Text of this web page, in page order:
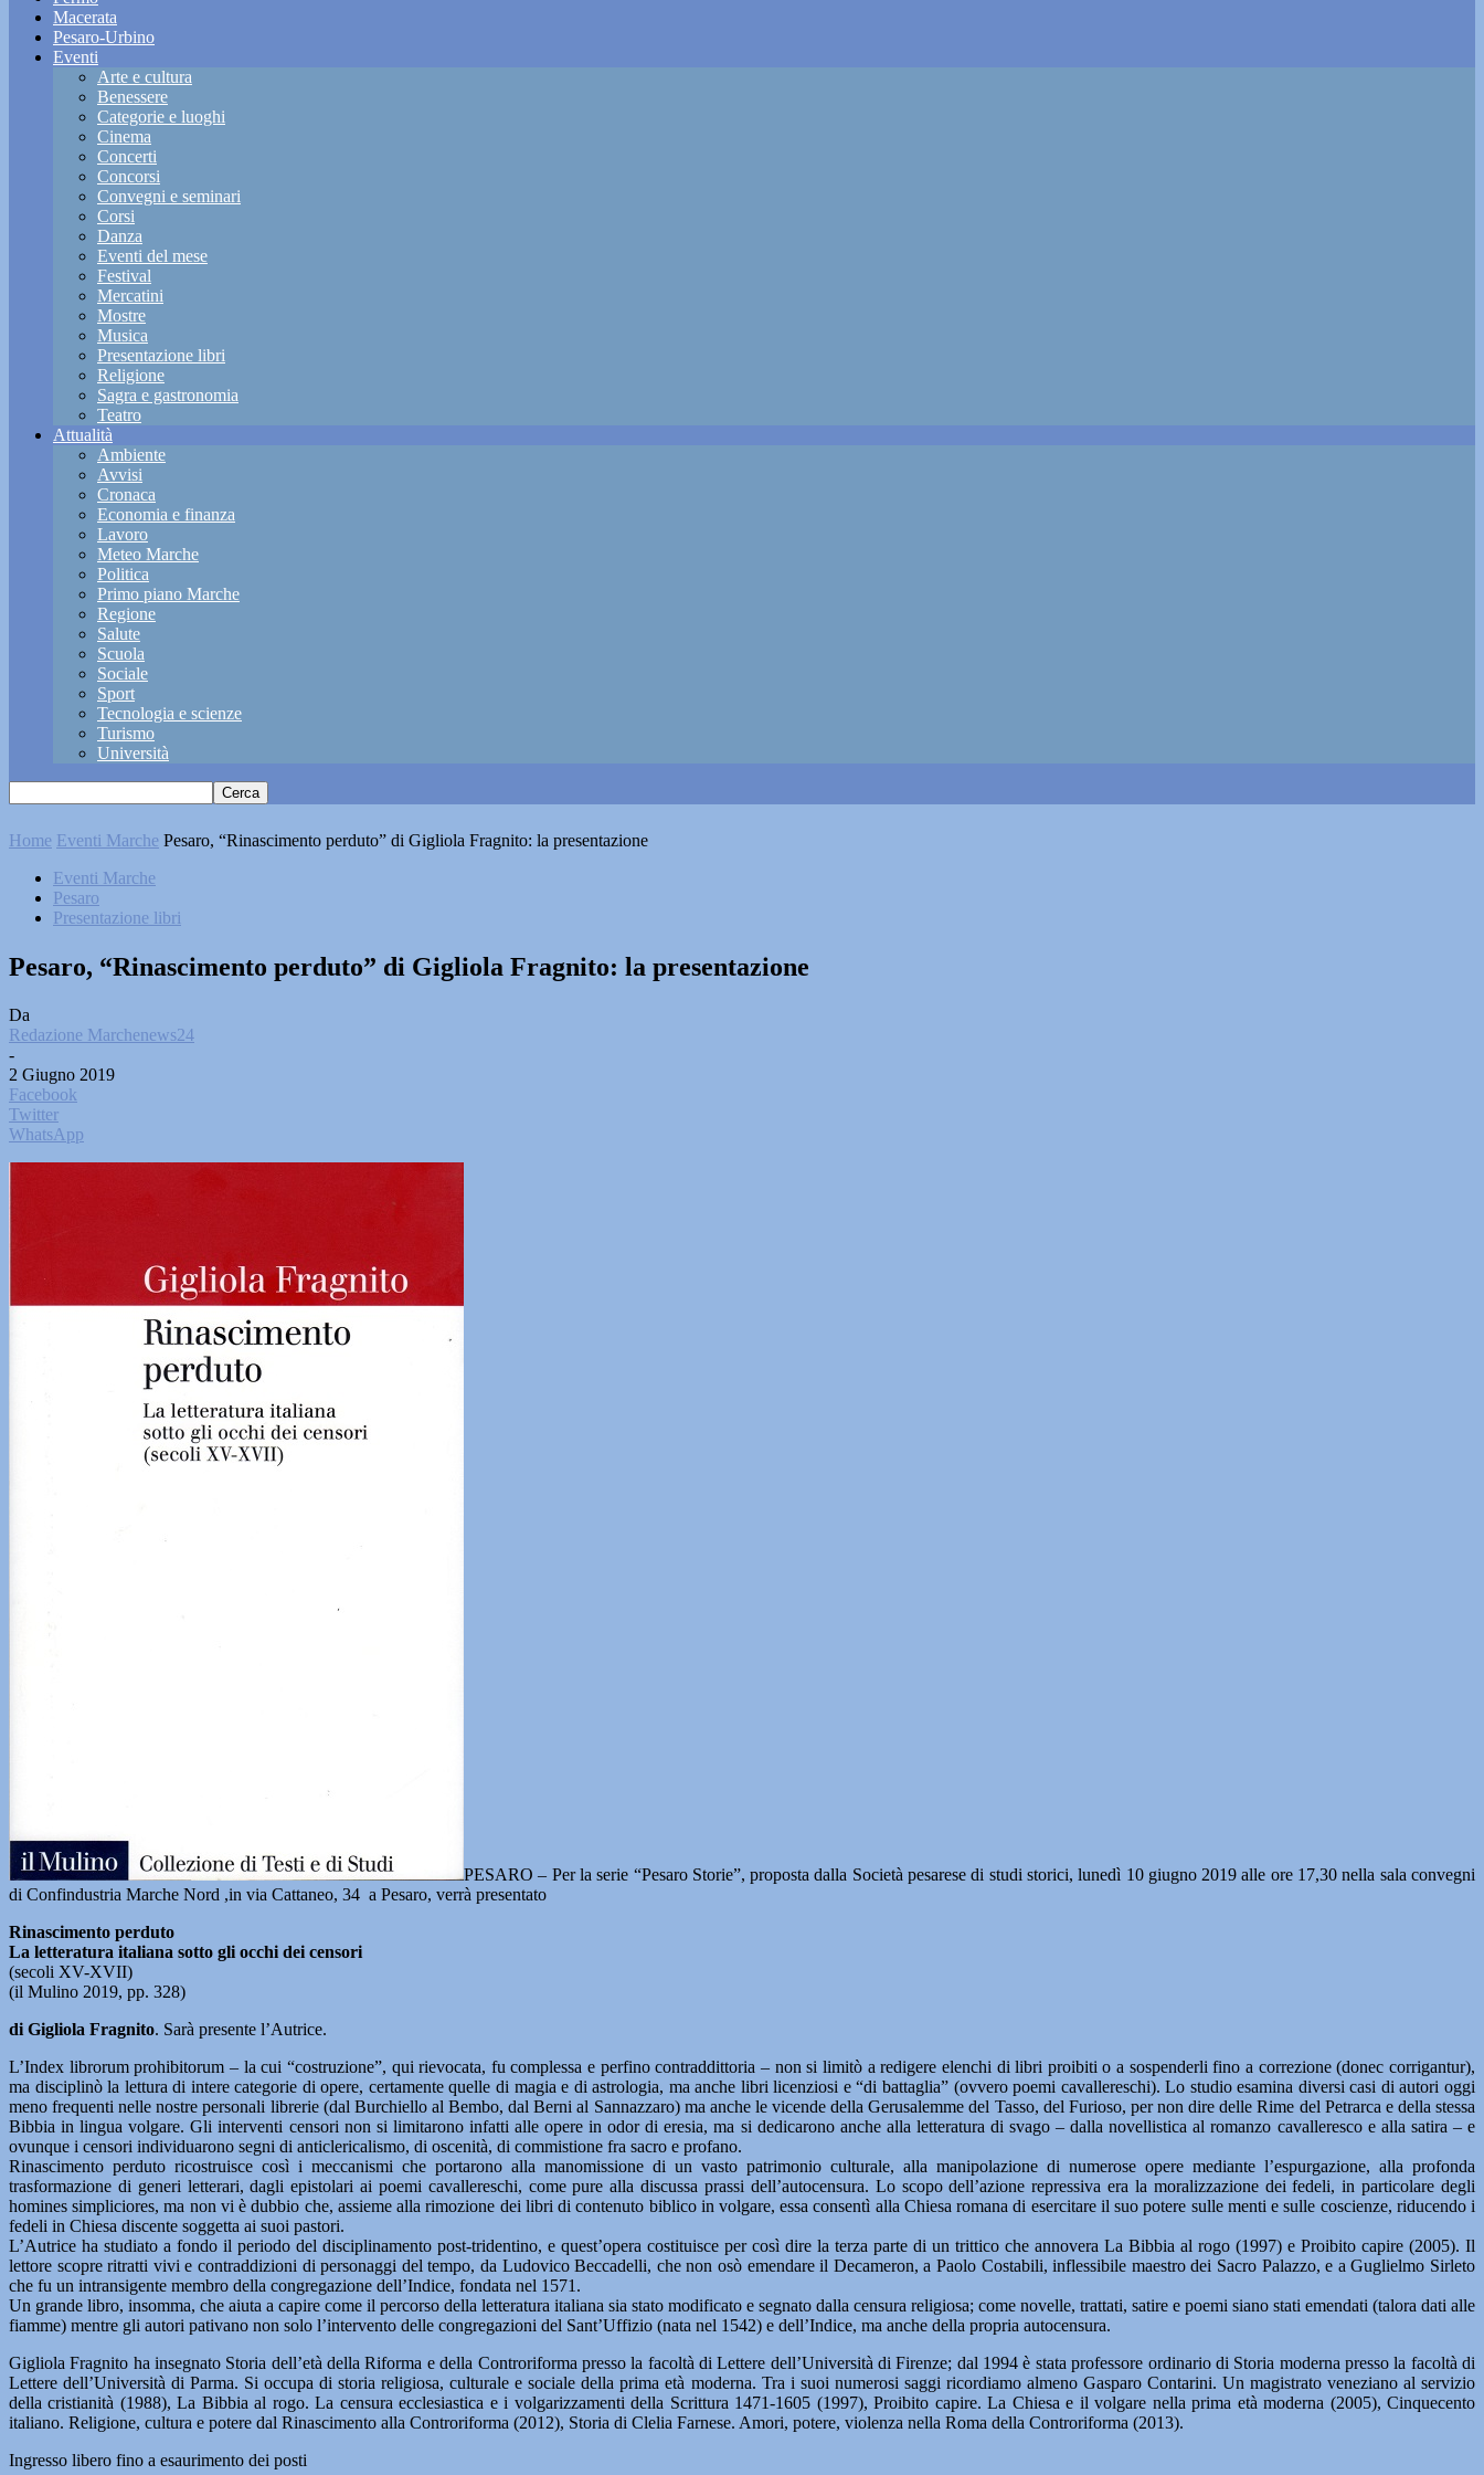
Macerata
Pesaro-Urbino
Eventi
Arte e cultura
Benessere
Categorie e luoghi
Cinema
Concerti
Concorsi
Convegni e seminari
Corsi
Danza
Eventi del mese
Festival
Mercatini
Mostre
Musica
Presentazione libri
Religione
Sagra e gastronomia
Teatro
Attualità
Ambiente
Avvisi
Cronaca
Economia e finanza
Lavoro
Meteo Marche
Politica
Primo piano Marche
Regione
Salute
Scuola
Sociale
Sport
Tecnologia e scienze
Turismo
Università
Home Eventi Marche Pesaro, “Rinascimento perduto” di Gigliola Fragnito: la presentazione
Eventi Marche
Pesaro
Presentazione libri
Pesaro, “Rinascimento perduto” di Gigliola Fragnito: la presentazione
Da
Redazione Marchenews24
-
2 Giugno 2019
Facebook
Twitter
WhatsApp
PESARO – Per la serie “Pesaro Storie”, proposta dalla Società pesarese di studi storici, lunedì 10 giugno 2019 alle ore 17,30 nella sala convegni
di Confindustria Marche Nord ,in via Cattaneo, 34 a Pesaro, verrà presentato
Rinascimento perduto
La letteratura italiana sotto gli occhi dei censori
(secoli XV-XVII)
(il Mulino 2019, pp. 328)
di Gigliola Fragnito. Sarà presente l’Autrice.
L’Index librorum prohibitorum – la cui “costruzione”, qui rievocata, fu complessa e perfino contraddittoria – non si limitò a redigere elenchi di libri proibiti o a sospenderli fino a correzione (donec corrigantur),
ma disciplinò la lettura di intere categorie di opere, certamente quelle di magia e di astrologia, ma anche libri licenziosi e “di battaglia” (ovvero poemi cavallereschi). Lo studio esamina diversi casi di autori oggi
meno frequenti nelle nostre personali librerie (dal Burchiello al Bembo, dal Berni al Sannazzaro) ma anche le vicende della Gerusalemme del Tasso, del Furioso, per non dire delle Rime del Petrarca e della stessa
Bibbia in lingua volgare. Gli interventi censori non si limitarono infatti alle opere in odor di eresia, ma si dedicarono anche alla letteratura di svago – dalla novellistica al romanzo cavalleresco e alla satira – e
ovunque i censori individuarono segni di anticlericalismo, di oscenità, di commistione fra sacro e profano.
Rinascimento perduto ricostruisce così i meccanismi che portarono alla manomissione di un vasto patrimonio culturale, alla manipolazione di numerose opere mediante l’espurgazione, alla profonda
trasformazione di generi letterari, dagli epistolari ai poemi cavallereschi, come pure alla discussa prassi dell’autocensura. Lo scopo dell’azione repressiva era la moralizzazione dei fedeli, in particolare degli
homines simpliciores, ma non vi è dubbio che, assieme alla rimozione dei libri di contenuto biblico in volgare, essa consentì alla Chiesa romana di esercitare il suo potere sulle menti e sulle coscienze, riducendo i
fedeli in Chiesa discente soggetta ai suoi pastori.
L’Autrice ha studiato a fondo il periodo del disciplinamento post-tridentino, e quest’opera costituisce per così dire la terza parte di un trittico che annovera La Bibbia al rogo (1997) e Proibito capire (2005). Il
lettore scopre ritratti vivi e contraddizioni di personaggi del tempo, da Ludovico Beccadelli, che non osò emendare il Decameron, a Paolo Costabili, inflessibile maestro dei Sacro Palazzo, e a Guglielmo Sirleto
che fu un intransigente membro della congregazione dell’Indice, fondata nel 1571.
Un grande libro, insomma, che aiuta a capire come il percorso della letteratura italiana sia stato modificato e segnato dalla censura religiosa; come novelle, trattati, satire e poemi siano stati emendati (talora dati alle
fiamme) mentre gli autori pativano non solo l’intervento delle congregazioni del Sant’Uffizio (nata nel 1542) e dell’Indice, ma anche della propria autocensura.
Gigliola Fragnito ha insegnato Storia dell’età della Riforma e della Controriforma presso la facoltà di Lettere dell’Università di Firenze; dal 1994 è stata professore ordinario di Storia moderna presso la facoltà di
Lettere dell’Università di Parma. Si occupa di storia religiosa, culturale e sociale della prima età moderna. Tra i suoi numerosi saggi ricordiamo almeno Gasparo Contarini. Un magistrato veneziano al servizio
della cristianità (1988), La Bibbia al rogo. La censura ecclesiastica e i volgarizzamenti della Scrittura 1471-1605 (1997), Proibito capire. La Chiesa e il volgare nella prima età moderna (2005), Cinquecento
italiano. Religione, cultura e potere dal Rinascimento alla Controriforma (2012), Storia di Clelia Farnese. Amori, potere, violenza nella Roma della Controriforma (2013).
Ingresso libero fino a esaurimento dei posti